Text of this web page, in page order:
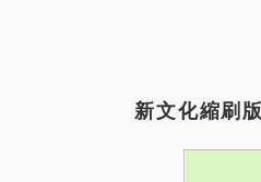
新文化縮刷